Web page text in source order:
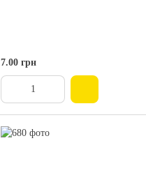
7.00 грн